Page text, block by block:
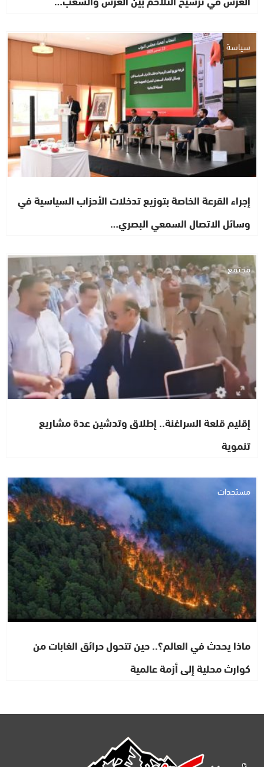
سياسة
إجراء القرعة الخاصة بتوزيع تدخلات الأحزاب السياسية في
وسائل الاتصال السمعي البصري…
مجتمع
إقليم قلعة السراغنة.. إطلاق وتدشين عدة مشاريع
تنموية
مستجدات
ماذا يحدث في العالم؟.. حين تتحول حرائق الغابات من
كوارث محلية إلى أزمة عالمية